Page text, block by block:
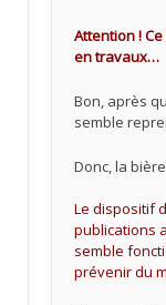
Attention !
en travaux…
Bon, après
semble
Donc, la
Le dispositif
publications
semble
prévenir du